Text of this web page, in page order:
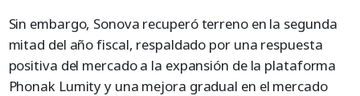
Sin embargo, Sonova recuperó terreno en la segunda
mitad del año fiscal, respaldado por una respuesta
positiva del mercado a la expansión de la plataforma
Phonak Lumity y una mejora gradual en el mercado